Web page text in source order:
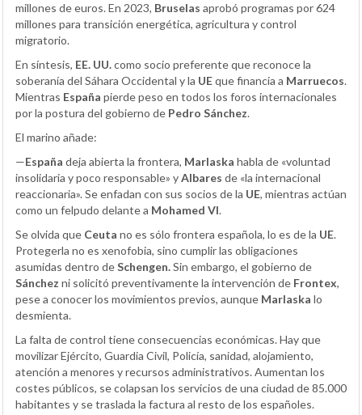
millones de euros. En 2023, Bruselas aprobó programas por 624
millones para transición energética, agricultura y control
migratorio.
En síntesis, EE. UU.como socio preferente que reconoce la
soberanía del Sáhara Occidental y la UEque financia a Marruecos.
Mientras España pierde peso en todos los foros internacionales
por la postura del gobierno de Pedro Sánchez.
El marino añade:
—España deja abierta la frontera, Marlaska habla de «voluntad
insolidaria y poco responsable» yAlbares de «la internacional
reaccionaria». Se enfadan con sus socios de la UE, mientras actúan
como un felpudo delante a Mohamed VI.
Se olvida que Ceuta no es sólo frontera española, lo es de la UE.
Protegerla no es xenofobia, sino cumplir las obligaciones
asumidas dentro deSchengen.Sin embargo, el gobierno de
Sánchez ni solicitó preventivamente la intervención de Frontex,
pese a conocer los movimientos previos, aunque Marlaska lo
desmienta.
La falta de control tiene consecuencias económicas. Hay que
movilizar Ejército, Guardia Civil, Policía, sanidad, alojamiento,
atención a menores y recursos administrativos. Aumentan los
costes públicos, se colapsan los servicios de una ciudad de 85.000
habitantes y se traslada la factura al resto de los españoles.